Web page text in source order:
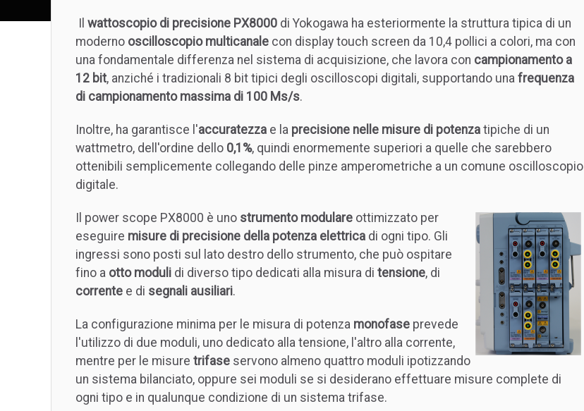
wattoscopio di precisione PX8000 di Yokogawa ha esteriormente la struttura tipica di un
moderno oscilloscopio multicanale con display touch screen da 10,4 pollici a colori, ma con
una fondamentale differenza nel sistema di acquisizione, che lavora con campionamento a
12 bit, anziché i tradizionali 8 bit tipici degli oscilloscopi digitali, supportando una frequenza
di campionamento massima di 100 Ms/s.
Inoltre, ha garantisce l'accuratezza e la precisione nelle misure di potenza tipiche di un
wattmetro, dell'ordine dello 0,1%, quindi enormemente superiori a quelle che sarebbero
ottenibili semplicemente collegando delle pinze amperometriche a un comune oscilloscopio
digitale.
Il power scope PX8000 è uno strumento modulare ottimizzato per
eseguire misure di precisione della potenza elettrica di ogni tipo. Gli
ingressi sono posti sul lato destro dello strumento, che può ospitare
fino a otto moduli di diverso tipo dedicati alla misura di tensione, di
corrente e di segnali ausiliari.
La configurazione minima per le misura di potenza monofase prevede
l'utilizzo di due moduli, uno dedicato alla tensione, l'altro alla corrente,
mentre per le misure trifase servono almeno quattro moduli ipotizzando
un sistema bilanciato, oppure sei moduli se si desiderano effettuare misure complete di
ogni tipo e in qualunque condizione di un sistema trifase.